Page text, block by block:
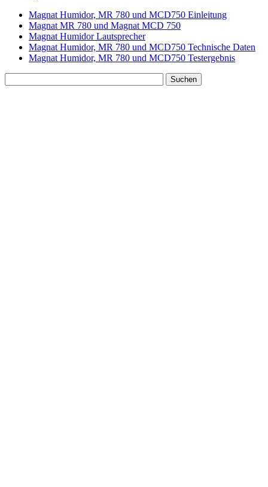
Magnat Humidor, MR 780 und MCD750 Einleitung
Magnat MR 780 und Magnat MCD 750
Magnat Humidor Lautsprecher
Magnat Humidor, MR 780 und MCD750 Technische Daten
Magnat Humidor, MR 780 und MCD750 Testergebnis